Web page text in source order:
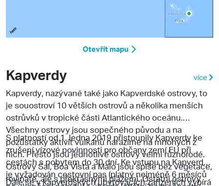
Otevřít mapu
Kapverdy více
Kapverdy, nazývané také jako Kapverdské ostrovy, to
je souostroví 10 větších ostrovů a několika menších
ostrůvků v tropické části Atlantického oceánu.
Všechny ostrovy jsou sopečného původu a na
pozůstatky aktivit vulkánů narazíme na mnohých z
nich. Přesto jsou jednotlivé ostrovy velmi různorodé.
OstrovySal, Boa Vista a Maiojsou spíše bez vegetace,
rovinaté, ale s překrásnými plážemi. Ostatní ostrovy
S platností od 1. ledna 2019 přistoupily Kapverdy ke
zrušení vízové povinnosti pro občany zemí EU při
cestách s pobytem do 30 dní. Ke vstupu na Kapverdy
je vyžadován cestovní pas (platný nejméně 6 měsíců
Dále se v kapverdských ubytovacích zařízeních vybírá